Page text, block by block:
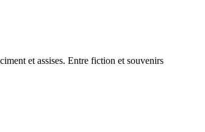
et assises. Entre fiction et souvenirs